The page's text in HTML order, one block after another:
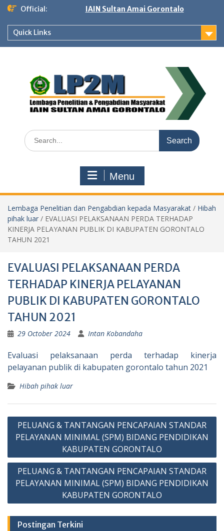
Skip
content
Official: IAIN Sultan Amai Gorontalo
Quick Links
Search
for:
Menu
Lembaga Penelitian dan Pengabdian kepada Masyarakat / Hibah
pihak luar / EVALUASI PELAKSANAAN PERDA TERHADAP
KINERJA PELAYANAN PUBLIK DI KABUPATEN GORONTALO
TAHUN 2021
EVALUASI PELAKSANAAN PERDA
TERHADAP KINERJA PELAYANAN
PUBLIK DI KABUPATEN GORONTALO
TAHUN 2021
29 October 2024 Intan Kobandaha
Evaluasi pelaksanaan perda terhadap kinerja
pelayanan publik di kabupaten gorontalo tahun 2021
Hibah pihak luar
Post
navigation
PELUANG & TANTANGAN PENCAPAIAN STANDAR
PELAYANAN MINIMAL (SPM) BIDANG PENDIDIKAN
KABUPATEN GORONTALO
PELUANG & TANTANGAN PENCAPAIAN STANDAR
PELAYANAN MINIMAL (SPM) BIDANG PENDIDIKAN
KABUPATEN GORONTALO
Postingan Terkini